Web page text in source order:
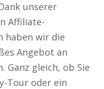
unserer
Affiliate-
haben wir die
Angebot an
Ganz gleich, ob Sie
Tour oder ein